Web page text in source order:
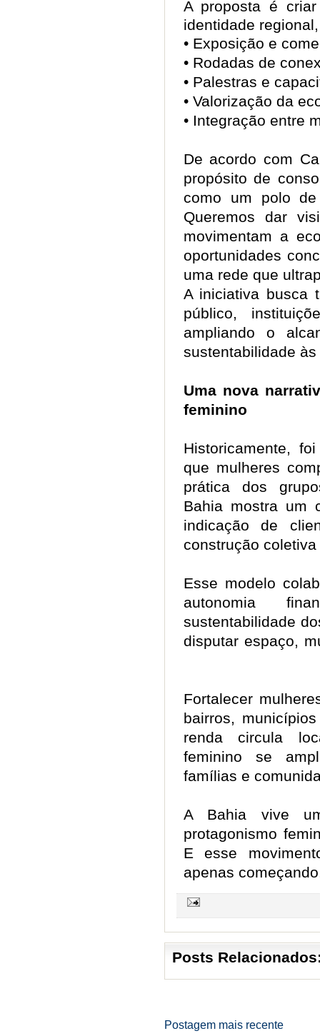
A proposta é
identidade
• Exposição e
• Rodadas de
• Palestras e
• Valorização da
• Integração entre
De acordo com
propósito de
como um polo de
Queremos dar
movimentam a
oportunidades
uma rede que
A iniciativa busca
público,
ampliando o
sustentabilidade
Uma nova
feminino
Historicamente,
que mulheres
prática dos
Bahia mostra um
indicação de
construção
Esse modelo
autonomia
sustentabilidade
disputar espaço,
Fortalecer
bairros,
renda circula
feminino se
famílias e
A Bahia vive
protagonismo
E esse
apenas
Posts
Postagem mais recente